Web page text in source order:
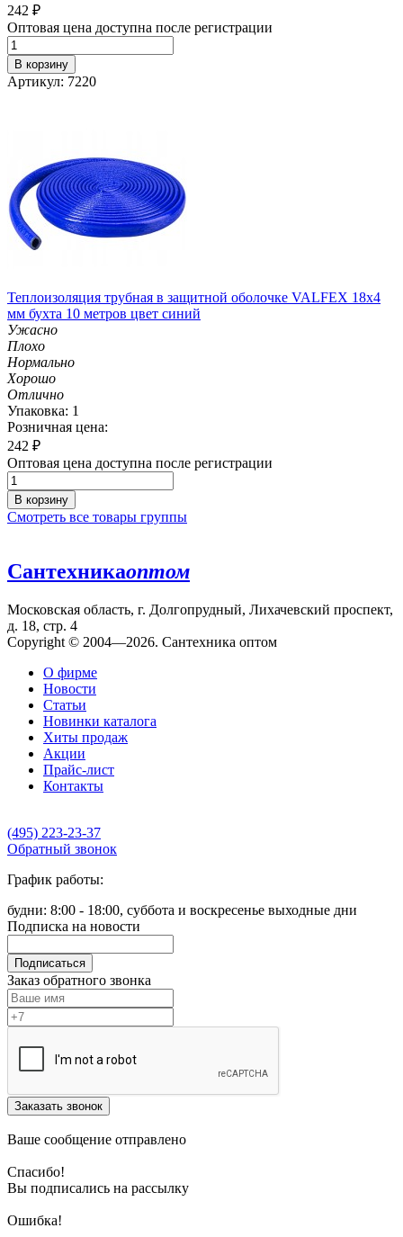
242 ₽
Оптовая цена доступна после регистрации
В корзину
Артикул: 7220
Теплоизоляция трубная в защитной оболочке VALFEX 18x4
мм бухта 10 метров цвет синий
Ужасно
Плохо
Нормально
Хорошо
Отлично
Упаковка: 1
Розничная цена:
242 ₽
Оптовая цена доступна после регистрации
В корзину
Смотреть все товары группы
Сантехникаоптом
Московская область, г. Долгопрудный, Лихачевский проспект,
д. 18, стр. 4
Copyright © 2004—2026. Сантехника оптом
О фирме
Новости
Статьи
Новинки каталога
Хиты продаж
Акции
Прайс-лист
Контакты
(495) 223-23-37
Обратный звонок
График работы:
будни: 8:00 - 18:00, суббота и воскресенье выходные дни
Подписка на новости
Подписаться
Заказ обратного звонка
Заказать звонок
Ваше сообщение отправлено
Спасибо!
Вы подписались на рассылку
Ошибка!